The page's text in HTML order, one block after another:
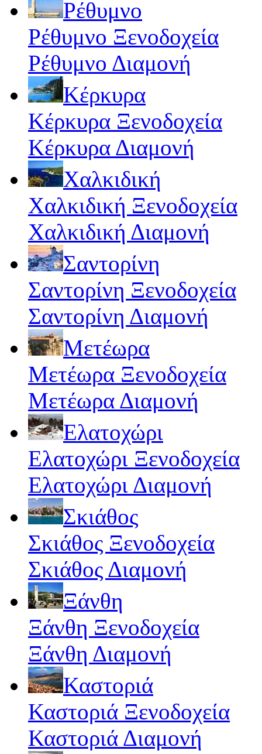
Ρέθυμνο
Ρέθυμνο Ξενοδοχεία
Ρέθυμνο Διαμονή
Κέρκυρα
Κέρκυρα Ξενοδοχεία
Κέρκυρα Διαμονή
Χαλκιδική
Χαλκιδική Ξενοδοχεία
Χαλκιδική Διαμονή
Σαντορίνη
Σαντορίνη Ξενοδοχεία
Σαντορίνη Διαμονή
Μετέωρα
Μετέωρα Ξενοδοχεία
Μετέωρα Διαμονή
Ελατοχώρι
Ελατοχώρι Ξενοδοχεία
Ελατοχώρι Διαμονή
Σκιάθος
Σκιάθος Ξενοδοχεία
Σκιάθος Διαμονή
Ξάνθη
Ξάνθη Ξενοδοχεία
Ξάνθη Διαμονή
Καστοριά
Καστοριά Ξενοδοχεία
Καστοριά Διαμονή